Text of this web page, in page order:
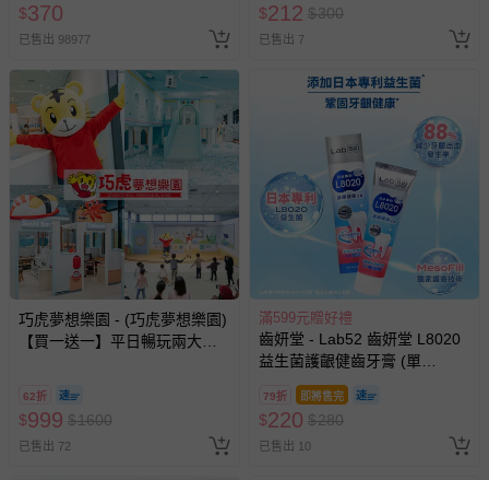
$370
已售出 98977
$212 $300
已售出 7
巧虎夢想樂園 - (巧虎夢想樂園)
【買一送一】平日暢玩兩大一
2026/10/16 正券逾期視同現金
券使用
62折
$999 $1600
已售出 72
滿599元贈好禮
齒妍堂 - Lab52 齒妍堂 L8020
益生菌護齦健齒牙膏 (單
入)-110g
79折 即將售完
$220 $280
已售出 10